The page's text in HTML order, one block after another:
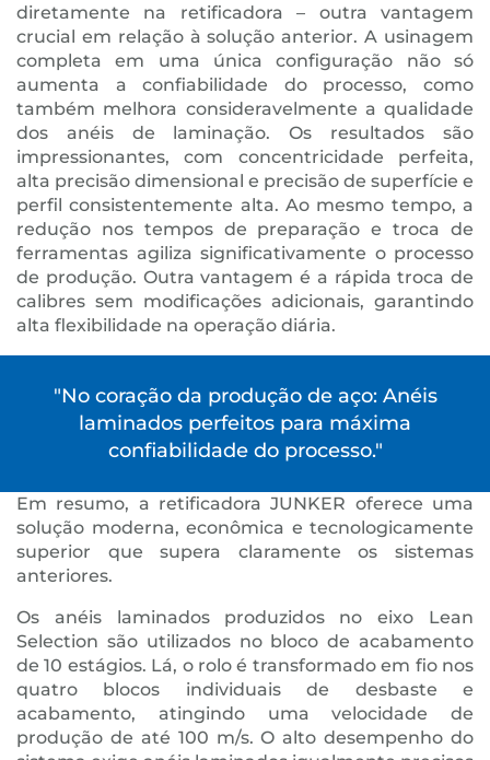
diretamente na retificadora – outra vantagem
crucial em relação à solução anterior. A usinagem
completa em uma única configuração não só
aumenta a confiabilidade do processo, como
também melhora consideravelmente a qualidade
dos anéis de laminação. Os resultados são
impressionantes, com concentricidade perfeita,
alta precisão dimensional e precisão de superfície e
perfil consistentemente alta. Ao mesmo tempo, a
redução nos tempos de preparação e troca de
ferramentas agiliza significativamente o processo
de produção. Outra vantagem é a rápida troca de
calibres sem modificações adicionais, garantindo
alta flexibilidade na operação diária.
"No coração da produção de aço: Anéis
laminados perfeitos para máxima
confiabilidade do processo."
Em resumo, a retificadora JUNKER oferece uma
solução moderna, econômica e tecnologicamente
superior que supera claramente os sistemas
anteriores.
Os anéis laminados produzidos no eixo Lean
Selection são utilizados no bloco de acabamento
de 10 estágios. Lá, o rolo é transformado em fio nos
quatro blocos individuais de desbaste e
acabamento, atingindo uma velocidade de
produção de até 100 m/s. O alto desempenho do